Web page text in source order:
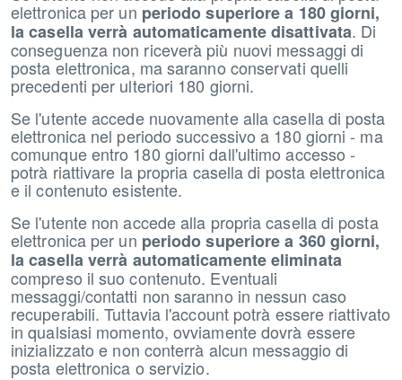
elettronica per un periodo superiore a 180 giorni,
la casella verrà automaticamente disattivata. Di
conseguenza non riceverà più nuovi messaggi di
posta elettronica, ma saranno conservati quelli
precedenti per ulteriori 180 giorni.
Se l'utente accede nuovamente alla casella di posta
elettronica nel periodo successivo a 180 giorni - ma
comunque entro 180 giorni dall'ultimo accesso -
potrà riattivare la propria casella di posta elettronica
e il contenuto esistente.
Se l'utente non accede alla propria casella di posta
elettronica per un periodo superiore a 360 giorni,
la casella verrà automaticamente eliminata
compreso il suo contenuto. Eventuali
messaggi/contatti non saranno in nessun caso
recuperabili. Tuttavia l'account potrà essere riattivato
in qualsiasi momento, ovviamente dovrà essere
inizializzato e non conterrà alcun messaggio di
posta elettronica o servizio.